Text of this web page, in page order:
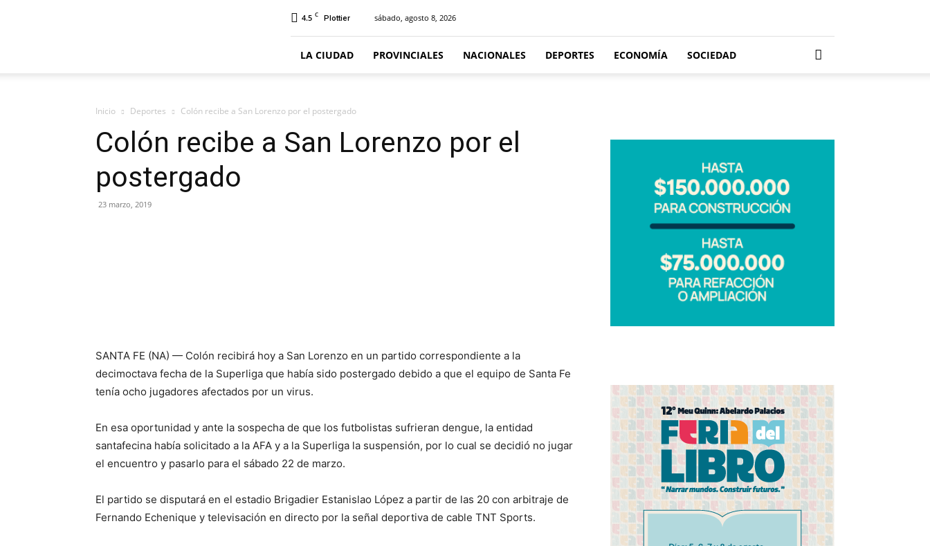
4.5 C Plottier sábado, agosto 8, 2026
LA CIUDAD PROVINCIALES NACIONALES DEPORTES ECONOMÍA SOCIEDAD
Inicio Deportes Colón recibe a San Lorenzo por el postergado
Colón recibe a San Lorenzo por el
postergado
23 marzo, 2019
SANTA FE (NA) — Colón recibirá hoy a San Lorenzo en un partido correspondiente a la
decimoctava fecha de la Superliga que había sido postergado debido a que el equipo de Santa Fe
tenía ocho jugadores afectados por un virus.
En esa oportunidad y ante la sospecha de que los futbolistas sufrieran dengue, la entidad
santafecina había solicitado a la AFA y a la Superliga la suspensión, por lo cual se decidió no jugar
el encuentro y pasarlo para el sábado 22 de marzo.
El partido se disputará en el estadio Brigadier Estanislao López a partir de las 20 con arbitraje de
Fernando Echenique y televisación en directo por la señal deportiva de cable TNT Sports.